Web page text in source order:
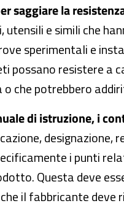
saggiare la
e simili che
sperimentali e
possano resistere a
che potrebbero
di istruzione, i
designazione,
i punti
Questa deve
il fabbricante